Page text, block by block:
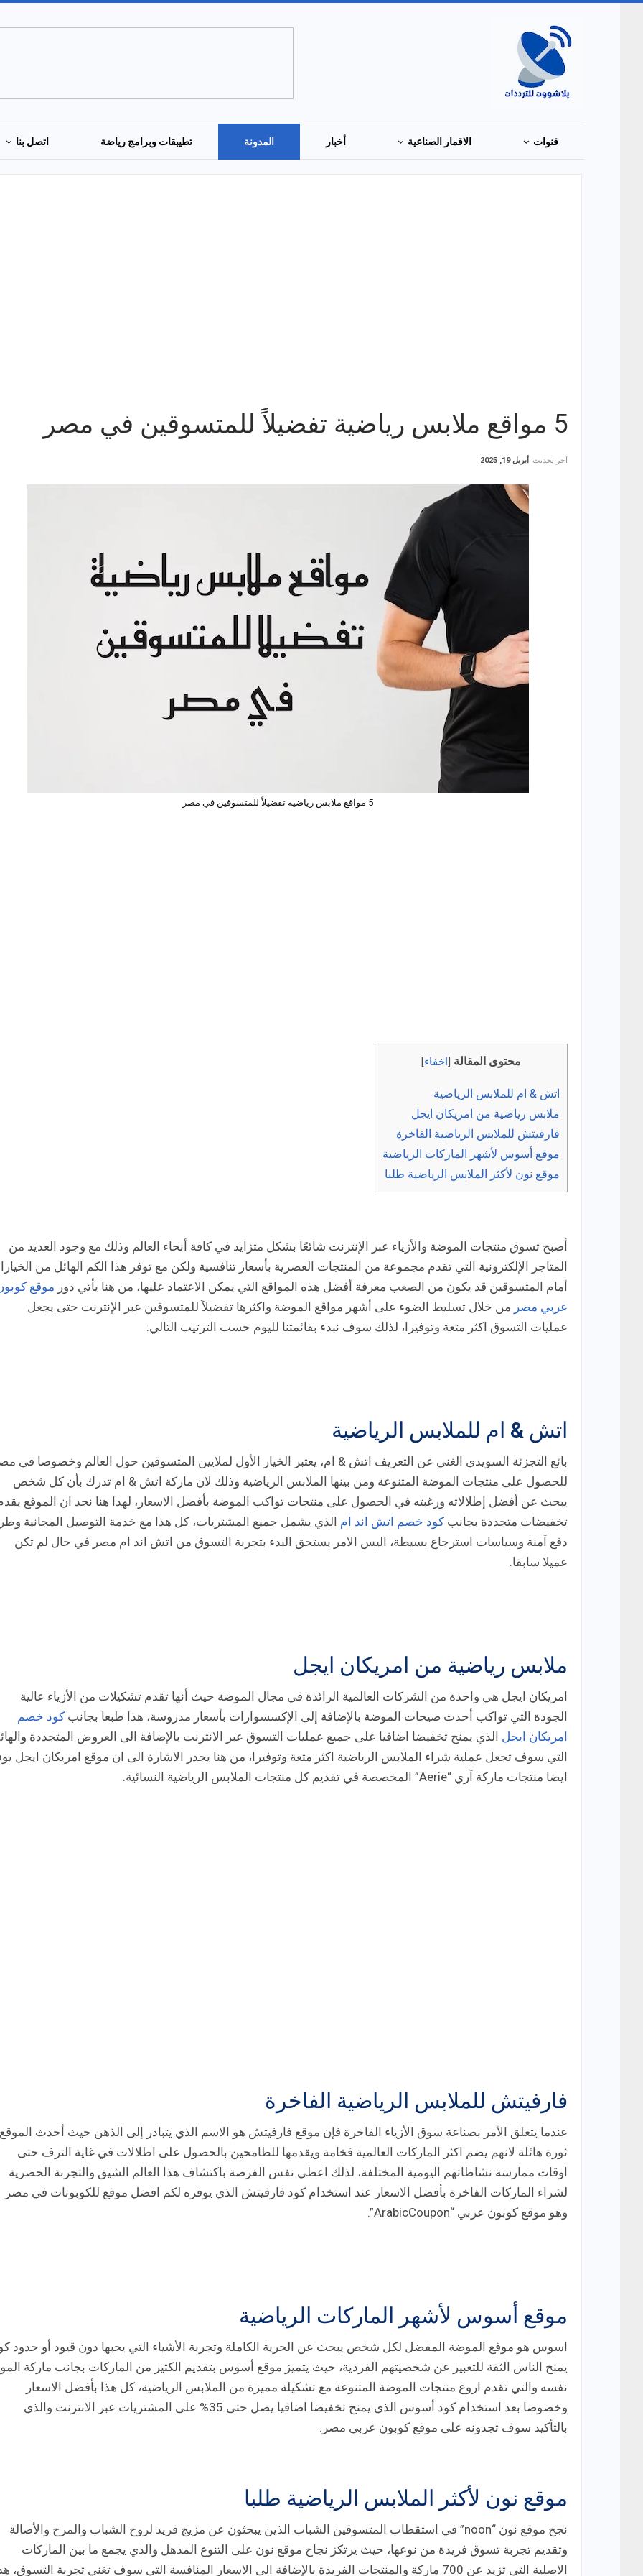
قنوات الاقمار الصناعية أخبار المدونة تطيبقات وبرامج رياضة اتصل بنا
5 مواقع ملابس رياضية تفضيلاً للمتسوقين في مصر
آخر تحديث أبريل 19, 2025
5 مواقع ملابس رياضية تفضيلاً للمتسوقين في مصر
محتوى المقالة اخفاء
اتش & ام للملابس الرياضية
ملابس رياضية من امريكان ايجل
فارفيتش للملابس الرياضية الفاخرة
موقع أسوس لأشهر الماركات الرياضية
موقع نون لأكثر الملابس الرياضية طلبا
أصبح تسوق منتجات الموضة والأزياء عبر الإنترنت شائعًا بشكل متزايد في كافة أنحاء العالم وذلك مع وجود العديد من
المتاجر الإلكترونية التي تقدم مجموعة من المنتجات العصرية بأسعار تنافسية ولكن مع توفر هذا الكم الهائل من
أمام المتسوقين قد يكون من الصعب معرفة أفضل هذه المواقع التي يمكن الاعتماد عليها، من هنا يأتي دور موقع
عربي مصر من خلال تسليط الضوء على أشهر مواقع الموضة واكثرها تفضيلاً للمتسوقين عبر الإنترنت حتى يجعل
عمليات التسوق اكثر متعة وتوفيرا، لذلك سوف نبدء بقائمتنا لليوم حسب الترتيب التالي:
اتش & ام للملابس الرياضية
بائع التجزئة السويدي الغني عن التعريف اتش & ام، يعتبر الخيار الأول لملايين المتسوقين حول العالم وخصوصا في
للحصول على منتجات الموضة المتنوعة ومن بينها الملابس الرياضية وذلك لان ماركة اتش & ام تدرك بأن كل شخص
يبحث عن أفضل إطلالاته ورغبته في الحصول على منتجات تواكب الموضة بأفضل الاسعار، لهذا هنا نجد ان الموقع
تخفيضات متجددة بجانب كود خصم اتش اند ام الذي يشمل جميع المشتريات، كل هذا مع خدمة التوصيل المجانية
دفع آمنة وسياسات استرجاع بسيطة، اليس الامر يستحق البدء بتجربة التسوق من اتش اند ام مصر في حال لم تكن
عميلا سابقا.
ملابس رياضية من امريكان ايجل
امريكان ايجل هي واحدة من الشركات العالمية الرائدة في مجال الموضة حيث أنها تقدم تشكيلات من الأزياء عالية
الجودة التي تواكب أحدث صيحات الموضة بالإضافة إلى الإكسسوارات بأسعار مدروسة، هذا طبعا بجانب كود خصم
امريكان ايجل الذي يمنح تخفيضا اضافيا على جميع عمليات التسوق عبر الانترنت بالإضافة الى العروض المتجددة
التي سوف تجعل عملية شراء الملابس الرياضية اكثر متعة وتوفيرا، من هنا يجدر الاشارة الى ان موقع امريكان ايجل
ايضا منتجات ماركة آري “Aerie” المخصصة في تقديم كل منتجات الملابس الرياضية النسائية.
فارفيتش للملابس الرياضية الفاخرة
عندما يتعلق الأمر بصناعة سوق الأزياء الفاخرة فإن موقع فارفيتش هو الاسم الذي يتبادر إلى الذهن حيث أحدث الموقع
ثورة هائلة لانهم يضم اكثر الماركات العالمية فخامة ويقدمها للطامحين بالحصول على اطلالات في غاية الترف حتى
اوقات ممارسة نشاطاتهم اليومية المختلفة، لذلك اعطي نفس الفرصة باكتشاف هذا العالم الشيق والتجربة الحصرية
لشراء الماركات الفاخرة بأفضل الاسعار عند استخدام كود فارفيتش الذي يوفره لكم افضل موقع للكوبونات في مصر
وهو موقع كوبون عربي “ArabicCoupon”.
موقع أسوس لأشهر الماركات الرياضية
اسوس هو موقع الموضة المفضل لكل شخص يبحث عن الحرية الكاملة وتجربة الأشياء التي يحبها دون قيود أو حدود
يمنح الناس الثقة للتعبير عن شخصيتهم الفردية، حيث يتميز موقع أسوس بتقديم الكثير من الماركات بجانب ماركة
نفسه والتي تقدم اروع منتجات الموضة المتنوعة مع تشكيلة مميزة من الملابس الرياضية، كل هذا بأفضل الاسعار
وخصوصا بعد استخدام كود أسوس الذي يمنح تخفيضا اضافيا يصل حتى 35% على المشتريات عبر الانترنت والذي
بالتأكيد سوف تجدونه على موقع كوبون عربي مصر.
موقع نون لأكثر الملابس الرياضية طلبا
نجح موقع نون “noon” في استقطاب المتسوقين الشباب الذين يبحثون عن مزيج فريد لروح الشباب والمرح والأصالة
وتقديم تجربة تسوق فريدة من نوعها، حيث يرتكز نجاح موقع نون على التنوع المذهل والذي يجمع ما بين الماركات
الاصلية التي تزيد عن 700 ماركة والمنتجات الفريدة بالإضافة الى الاسعار المنافسة التي سوف تغني تجربة التسوق،